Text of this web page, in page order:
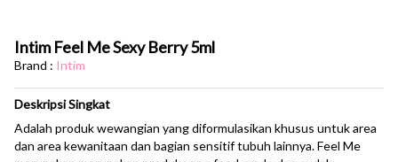
Intim Feel Me Sexy Berry 5ml
Brand : Intim
Deskripsi Singkat
Adalah produk wewangian yang diformulasikan khusus untuk area
dan area kewanitaan dan bagian sensitif tubuh lainnya. Feel Me